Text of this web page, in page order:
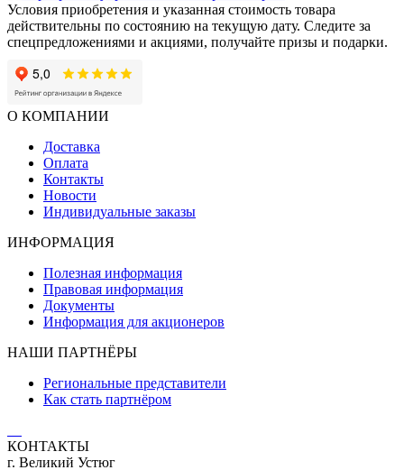
Условия приобретения и указанная стоимость товара
действительны по состоянию на текущую дату. Следите за
спецпредложениями и акциями, получайте призы и подарки.
О КОМПАНИИ
Доставка
Оплата
Контакты
Новости
Индивидуальные заказы
ИНФОРМАЦИЯ
Полезная информация
Правовая информация
Документы
Информация для акционеров
НАШИ ПАРТНЁРЫ
Региональные представители
Как стать партнёром
КОНТАКТЫ
г. Великий Устюг